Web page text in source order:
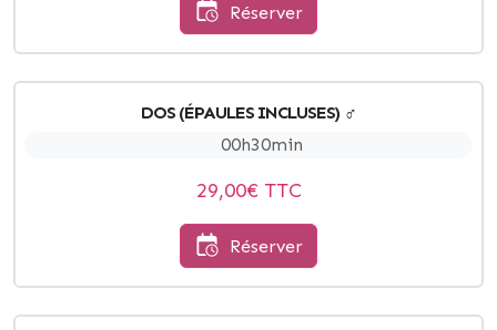
Réserver
DOS (ÉPAULES INCLUSES) ♂
00h30min
29,00€ TTC
Réserver